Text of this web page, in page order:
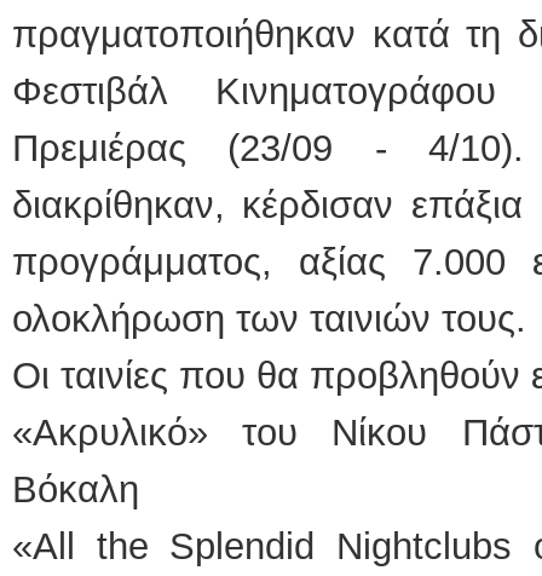
πραγματοποιήθηκαν κατά τη
Φεστιβάλ
Πρεμιέρας (23/09 - 4/
διακρίθηκαν, κέρδισαν
προγράμματος, αξίας
ολοκλήρωση των ταινιών τους.
Οι ταινίες που θα προβληθούν
«Ακρυλικό» του Νίκου
Βόκαλη
«Αll the Splendid Nightclubs